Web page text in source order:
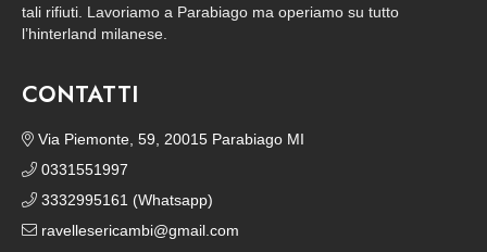
tali rifiuti. Lavoriamo a Parabiago ma operiamo su tutto
l’hinterland milanese.
CONTATTI
Via Piemonte, 59, 20015 Parabiago MI
0331551997
3332995161 (Whatsapp)
ravellesericambi@gmail.com